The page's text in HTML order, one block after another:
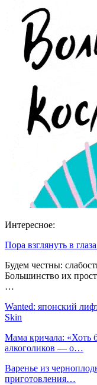
Интересное:
Пора взглянуть в
Будем честны:
Большинство их
…
Wanted: японский
Skin
Мама кричала: «Хоть
алкоголиков — о…
Варенье из
приготовления…